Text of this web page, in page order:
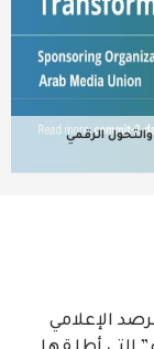
الرقمي
الإعلامي